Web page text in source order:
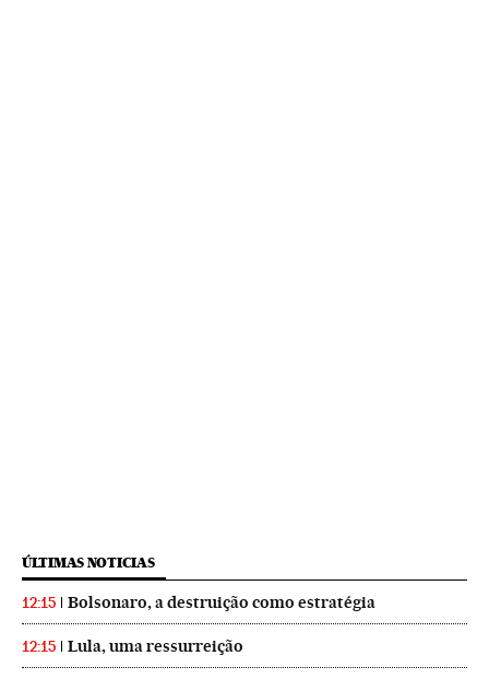
ÚLTIMAS NOTICIAS
12:15 Bolsonaro, a destruição como estratégia
12:15 Lula, uma ressurreição